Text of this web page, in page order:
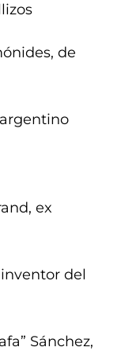
de
ex
del
Sánchez,